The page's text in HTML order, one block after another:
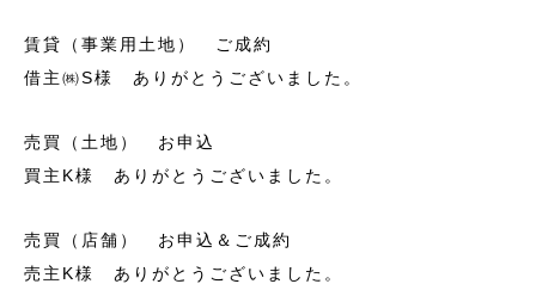
賃貸（事業用土地） ご成約
借主㈱S様 ありがとうございました。
売買（土地） お申込
買主K様 ありがとうございました。
売買（店舗） お申込＆ご成約
売主K様 ありがとうございました。